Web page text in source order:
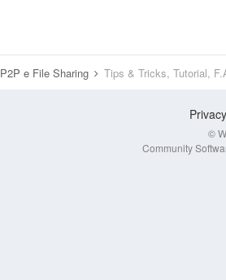
P2P e File Sharing Tips & Tricks, Tutorial,
©
Community